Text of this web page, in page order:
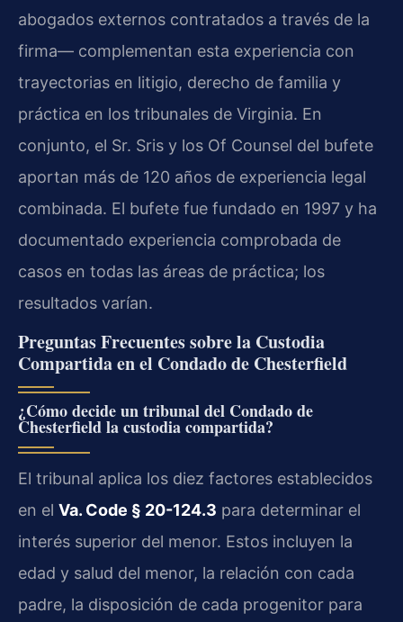
abogados externos contratados a través de la
firma— complementan esta experiencia con
trayectorias en litigio, derecho de familia y
práctica en los tribunales de Virginia. En
conjunto, el Sr. Sris y los Of Counsel del bufete
aportan más de 120 años de experiencia legal
combinada. El bufete fue fundado en 1997 y ha
documentado experiencia comprobada de
casos en todas las áreas de práctica; los
resultados varían.
Preguntas Frecuentes sobre la Custodia
Compartida en el Condado de Chesterfield
¿Cómo decide un tribunal del Condado de
Chesterfield la custodia compartida?
El tribunal aplica los diez factores establecidos
en el Va. Code § 20-124.3 para determinar el
interés superior del menor. Estos incluyen la
edad y salud del menor, la relación con cada
padre, la disposición de cada progenitor para